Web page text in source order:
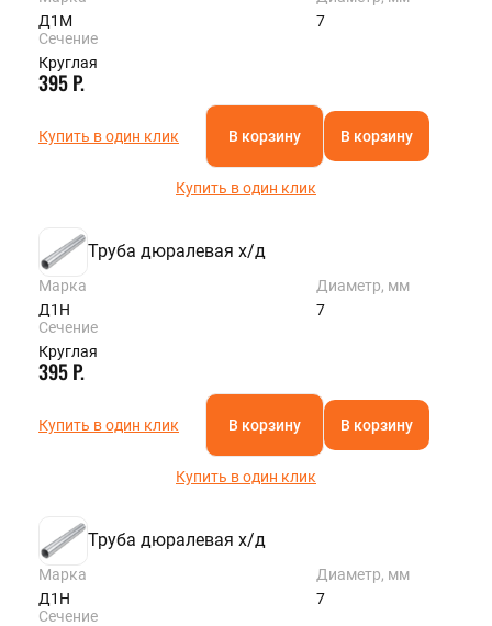
Д1М
7
Сечение
Круглая
395 Р.
Купить в один клик В корзину В корзину
Купить в один клик
Труба дюралевая х/д
Марка
Д1Н
Диаметр, мм
7
Сечение
Круглая
395 Р.
Купить в один клик В корзину В корзину
Купить в один клик
Труба дюралевая х/д
Марка
Д1Н
Диаметр, мм
7
Сечение